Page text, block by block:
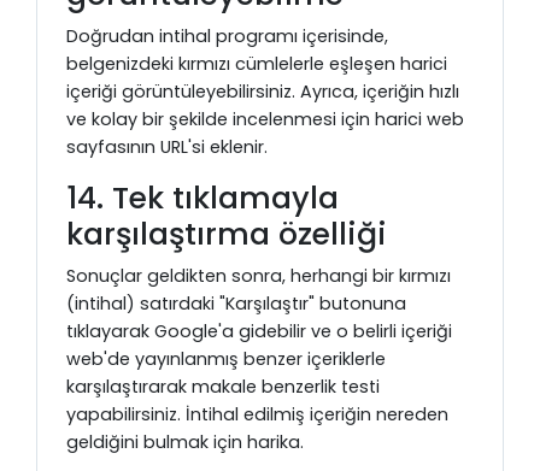
Doğrudan intihal programı içerisinde,
belgenizdeki kırmızı cümlelerle eşleşen harici
içeriği görüntüleyebilirsiniz. Ayrıca, içeriğin hızlı
ve kolay bir şekilde incelenmesi için harici web
sayfasının URL'si eklenir.
14. Tek tıklamayla
karşılaştırma özelliği
Sonuçlar geldikten sonra, herhangi bir kırmızı
(intihal) satırdaki "Karşılaştır" butonuna
tıklayarak Google'a gidebilir ve o belirli içeriği
web'de yayınlanmış benzer içeriklerle
karşılaştırarak makale benzerlik testi
yapabilirsiniz. İntihal edilmiş içeriğin nereden
geldiğini bulmak için harika.